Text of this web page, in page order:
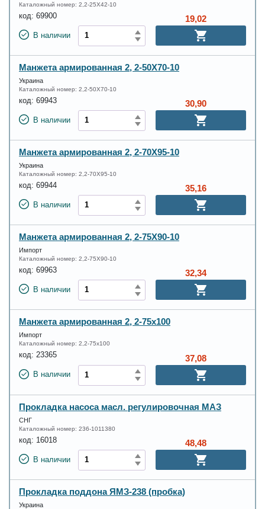
Каталожный номер: 2,2-25X42-10
код: 69900
В наличии
19,02
Манжета армированная 2, 2-50X70-10
Украина
Каталожный номер: 2,2-50X70-10
код: 69943
В наличии
30,90
Манжета армированная 2, 2-70X95-10
Украина
Каталожный номер: 2,2-70X95-10
код: 69944
В наличии
35,16
Манжета армированная 2, 2-75X90-10
Импорт
Каталожный номер: 2,2-75X90-10
код: 69963
В наличии
32,34
Манжета армированная 2, 2-75х100
Импорт
Каталожный номер: 2,2-75х100
код: 23365
В наличии
37,08
Прокладка насоса масл. регулировочная МАЗ
СНГ
Каталожный номер: 236-1011380
код: 16018
В наличии
48,48
Прокладка поддона ЯМЗ-238 (пробка)
Украина